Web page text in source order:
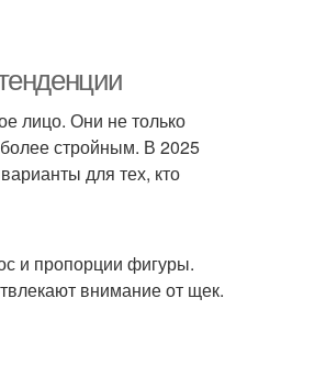
лицо. Они не только
стройным. В 2025
для тех, кто
и пропорции фигуры.
внимание от щек.